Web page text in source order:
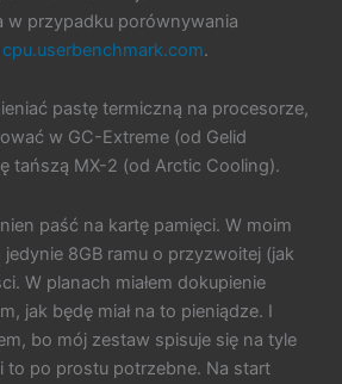
w przypadku porównywania
cpu.userbenchmark.com.
pastę termiczną na procesorze,
w GC-Extreme (od Gelid
tańszą MX-2 (od Arctic Cooling).
paść na kartę pamięci. W moim
jedynie 8GB ramu o przyzwoitej (jak
W planach miałem dokupienie
jak będę miał na to pieniądze. I
bo mój zestaw spisuje się na tyle
to po prostu potrzebne. Na start